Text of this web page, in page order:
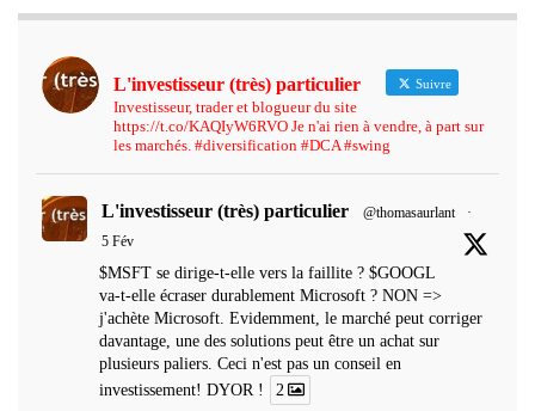
L'investisseur (très) particulier Suivre
Investisseur, trader et blogueur du site
https://t.co/KAQIyW6RVO Je n'ai rien à vendre, à part sur
les marchés. #diversification #DCA #swing
L'investisseur (très) particulier @thomasaurlant
·
5 Fév
$MSFT se dirige-t-elle vers la faillite ? $GOOGL
va-t-elle écraser durablement Microsoft ? NON =>
j'achète Microsoft. Evidemment, le marché peut corriger
davantage, une des solutions peut être un achat sur
plusieurs paliers. Ceci n'est pas un conseil en
investissement! DYOR !
2